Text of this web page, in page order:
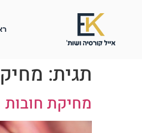
תגית:
מחיקת חובות